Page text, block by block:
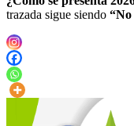
trazada sigue siendo